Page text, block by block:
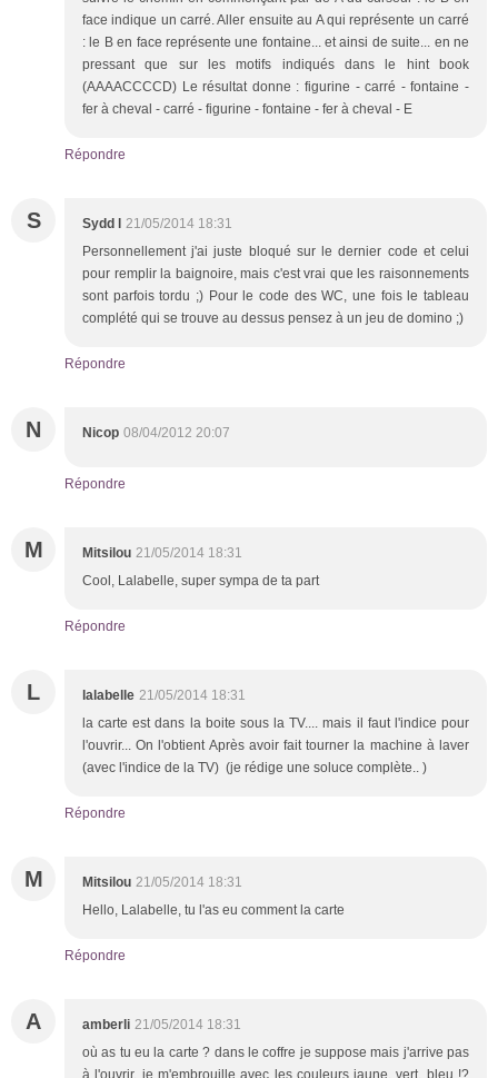
face indique un carré. Aller ensuite au A qui représente un carré
: le B en face représente une fontaine... et ainsi de suite... en ne
pressant que sur les motifs indiqués dans le hint book
(AAAACCCCD) Le résultat donne : figurine - carré - fontaine -
fer à cheval - carré - figurine - fontaine - fer à cheval - E
Répondre
S Sydd l 21/05/2014 18:31
Personnellement j'ai juste bloqué sur le dernier code et celui
pour remplir la baignoire, mais c'est vrai que les raisonnements
sont parfois tordu ;) Pour le code des WC, une fois le tableau
complété qui se trouve au dessus pensez à un jeu de domino ;)
Répondre
N Nicop 08/04/2012 20:07
Répondre
M Mitsilou 21/05/2014 18:31
Cool, Lalabelle, super sympa de ta part
Répondre
L lalabelle 21/05/2014 18:31
la carte est dans la boite sous la TV.... mais il faut l'indice pour
l'ouvrir... On l'obtient Après avoir fait tourner la machine à laver
(avec l'indice de la TV) (je rédige une soluce complète.. )
Répondre
M Mitsilou 21/05/2014 18:31
Hello, Lalabelle, tu l'as eu comment la carte
Répondre
A amberli 21/05/2014 18:31
où as tu eu la carte ? dans le coffre je suppose mais j'arrive pas
à l'ouvrir, je m'embrouille avec les couleurs jaune, vert, bleu !?